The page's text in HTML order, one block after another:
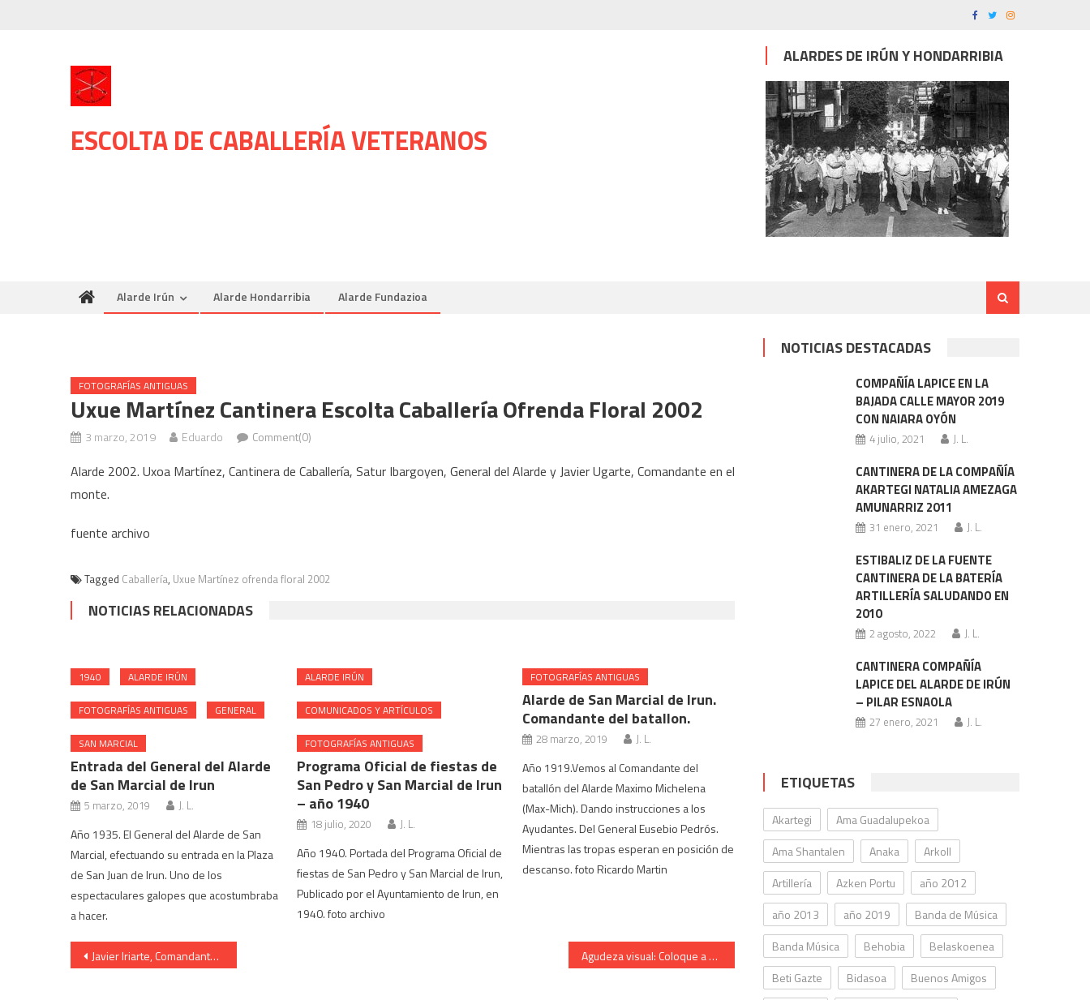
ESCOLTA DE CABALLERÍA VETERANOS
ALARDES DE IRÚN Y HONDARRIBIA
Alarde Irún Alarde Hondarribia Alarde Fundazioa
FOTOGRAFÍAS ANTIGUAS
Uxue Martínez Cantinera Escolta Caballería Ofrenda Floral 2002
3 marzo, 2019 Eduardo Comment(0)
Alarde 2002. Uxoa Martínez, Cantinera de Caballería, Satur Ibargoyen, General del Alarde y Javier Ugarte, Comandante en el
monte.
fuente archivo
Tagged Caballería, Uxue Martínez ofrenda floral 2002
NOTICIAS RELACIONADAS
1940 ALARDE IRÚN
FOTOGRAFÍAS ANTIGUAS GENERAL
SAN MARCIAL
Entrada del General del Alarde
de San Marcial de Irun
5 marzo, 2019 J. L.
Año 1935. El General del Alarde de San
Marcial, efectuando su entrada en la Plaza
de San Juan de Irun. Uno de los
espectaculares galopes que acostumbraba
a hacer.
ALARDE IRÚN
COMUNICADOS Y ARTÍCULOS
FOTOGRAFÍAS ANTIGUAS
Programa Oficial de fiestas de
San Pedro y San Marcial de Irun
– año 1940
18 julio, 2020 J. L.
Año 1940. Portada del Programa Oficial de
fiestas de San Pedro y San Marcial de Irun,
Publicado por el Ayuntamiento de Irun, en
1940. foto archivo
FOTOGRAFÍAS ANTIGUAS
Alarde de San Marcial de Irun.
Comandante del batallon.
28 marzo, 2019 J. L.
Año 1919.Vemos al Comandante del
batallón del Alarde Maximo Michelena
(Max-Mich). Dando instrucciones a los
Ayudantes. Del General Eusebio Pedrós.
Mientras las tropas esperan en posición de
descanso. foto Ricardo Martin
Navegación
Javier Iriarte, Comandante del Batallón Agudeza visual: Coloque a cada operario su herramienta
NOTICIAS DESTACADAS
COMPAÑÍA LAPICE EN LA
BAJADA CALLE MAYOR 2019
CON NAIARA OYÓN
4 julio, 2021 J. L.
CANTINERA DE LA COMPAÑÍA
AKARTEGI NATALIA AMEZAGA
AMUNARRIZ 2011
31 enero, 2021 J. L.
ESTIBALIZ DE LA FUENTE
CANTINERA DE LA BATERÍA
ARTILLERÍA SALUDANDO EN
2010
2 agosto, 2022 J. L.
CANTINERA COMPAÑÍA
LAPICE DEL ALARDE DE IRÚN
– PILAR ESNAOLA
27 enero, 2021 J. L.
ETIQUETAS
Akartegi
Ama Guadalupekoa
Ama Shantalen
Anaka
Arkoll
Artillería
Azken Portu
año 2012
año 2013
año 2019
Banda de Música
Banda Música
Behobia
Belaskoenea
Beti Gazte
Bidasoa
Buenos Amigos